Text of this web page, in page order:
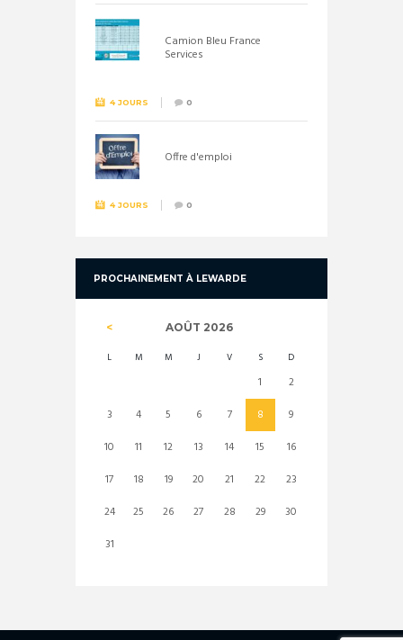
Camion Bleu France
Services
4 JOURS 0
Offre d'emploi
4 JOURS 0
PROCHAINEMENT À LEWARDE
AOÛT 2026
L M M J V S D
1
2
3
4 5 6 7 8
9
10
11 12 13 14 15
16
17
18 19 20 21 22
23
24
25 26 27 28 29
30
31